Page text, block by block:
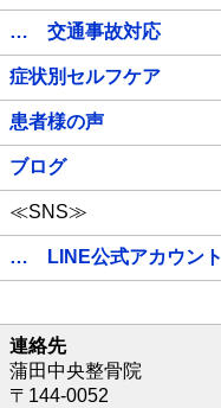
… 交通事故対応
症状別セルフケア
患者様の声
ブログ
≪SNS≫
… LINE公式アカウント
連絡先
蒲田中央整骨院
〒144-0052